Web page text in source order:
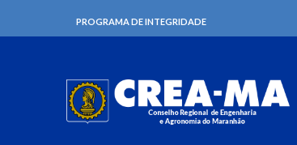
PROGRAMA DE INTEGRIDADE